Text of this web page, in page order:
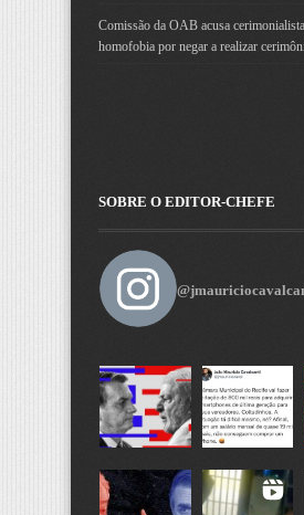
Comissão da OAB acusa
homofobia por negar a realizar
SOBRE O EDITOR-CHEFE